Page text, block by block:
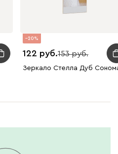
20
122 153
Зеркало Стелла Дуб